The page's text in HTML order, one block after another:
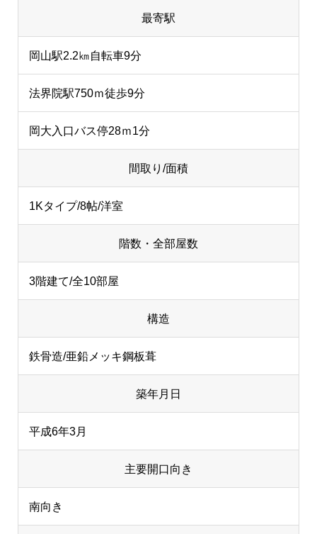
最寄駅
岡山駅2.2㎞自転車9分
法界院駅750ｍ徒歩9分
岡大入口バス停28ｍ1分
間取り/面積
1Kタイプ/8帖/洋室
階数・全部屋数
3階建て/全10部屋
構造
鉄骨造/亜鉛メッキ鋼板葺
築年月日
平成6年3月
主要開口向き
南向き